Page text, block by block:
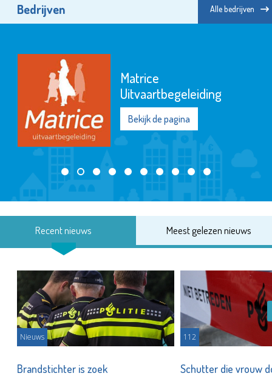
Bedrijven Alle bedrijven
Matrice
Uitvaartbegeleiding
Bekijk de pagina
Recent nieuws Meest gelezen nieuws
Nieuws
Brandstichter is zoek
112
Schutter die vrouw